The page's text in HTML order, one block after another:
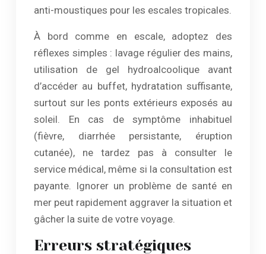
anti-moustiques pour les escales tropicales.
À bord comme en escale, adoptez des
réflexes simples : lavage régulier des mains,
utilisation de gel hydroalcoolique avant
d’accéder au buffet, hydratation suffisante,
surtout sur les ponts extérieurs exposés au
soleil. En cas de symptôme inhabituel
(fièvre, diarrhée persistante, éruption
cutanée), ne tardez pas à consulter le
service médical, même si la consultation est
payante. Ignorer un problème de santé en
mer peut rapidement aggraver la situation et
gâcher la suite de votre voyage.
Erreurs stratégiques